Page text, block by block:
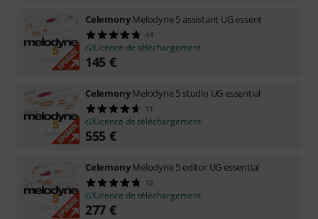
CelemonyMelodyne 5 assistant UG essent
44
Licence de téléchargement
145 €
CelemonyMelodyne 5 studio UG essential
11
Licence de téléchargement
555 €
CelemonyMelodyne 5 editor UG essential
12
Licence de téléchargement
277 €